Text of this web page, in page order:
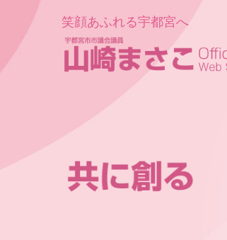
笑顔あふれる宇都宮へ